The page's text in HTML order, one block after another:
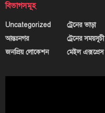
বিভাগসমূহ
Uncategorized
আন্তঃনগর
জনপ্রিয় লোকেশন
ট্রেনের ভাড়া
ট্রেনের সময়সূচী
মেইল এক্সপ্রেস